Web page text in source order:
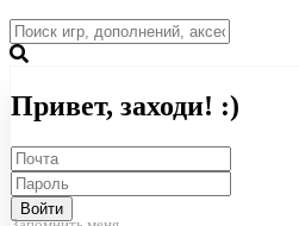
Привет, заходи! :)
Войти